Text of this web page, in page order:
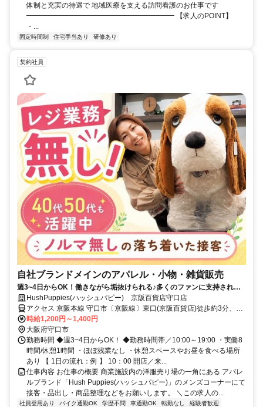
体制と充実の待遇で 地域医療を支える訪問看護のお仕事です
━━━━━━━━━━━━━━━━━━━━━ 【求人のPOINT】
・...
固定時間制 住宅手当あり 研修あり
契約社員
自社ブランドメインのアパレル・小物・雑貨販売
週3~4日からOK！働きながら垢抜けられる♪多くのファンに支持される
自社のお洋服を届けるお仕事！
HushPuppies(ハッシュパピー) 京阪百貨店守口店
アクセス 京阪本線 守口市〔京阪線〕東口(京阪百貨店)徒歩約3分、
OsakaMetro谷町線 守口〔Osaka1番口徒歩約6分、京阪本線 西三荘徒
歩約11分
時給1,200円～1,400円
大阪府守口市
勤務時間 ◆週3~4日からOK！ ◆勤務時間帯／10:00～19:00 ・実働8
時間/休憩1時間 ・ほぼ残業なし ・休憩スペースやお昼を食べる場所
あり 【 1日の流れ：例 】 10：00 開店／来...
仕事内容 お仕事の概要 商業施設内の洋服売り場の一角にある アパレ
ルブランド「Hush Puppies(ハッシュパピー)」のメンズコーナーにて
接客・品出し・商品整理などをお願いします。 ＼この求人の...
社員登用あり バイク通勤OK 学歴不問 車通勤OK 転勤なし
経験者歓迎